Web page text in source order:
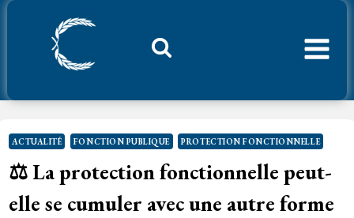
Aller
ACTUALITÉ FONCTION PUBLIQUE PROTECTION FONCTIONNELLE
⚖️ La protection fonctionnelle peut-
elle se cumuler avec une autre forme